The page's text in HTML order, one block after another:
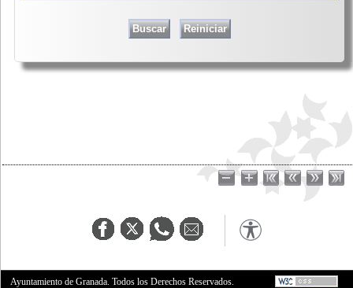
Ayuntamiento de Granada. Todos los Derechos Reservados.